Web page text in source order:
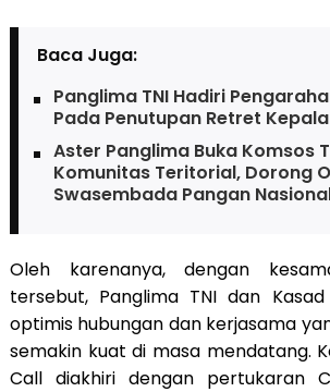
Baca Juga:
Panglima TNI Hadiri
Pada Penutupan Retret
Aster Panglima Buka Komsos
Komunitas Teritorial, Dorong
Swasembada Pangan
Oleh karenanya, dengan
tersebut, Panglima TNI dan
optimis hubungan dan kerjasama
semakin kuat di masa mendatang.
Call diakhiri dengan pertukaran